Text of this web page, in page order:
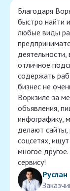
Благодаря
быстро найти
любые виды
деятельности,
отличное
содержать
бизнес не
Воркзиле за
объявления,
инфографику,
делают сайты,
соцсетях,
многое
сервису!
Руслан